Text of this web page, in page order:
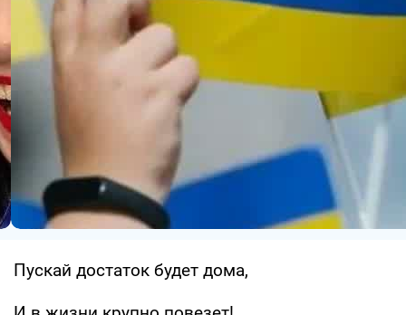
Пускай достаток будет дома,